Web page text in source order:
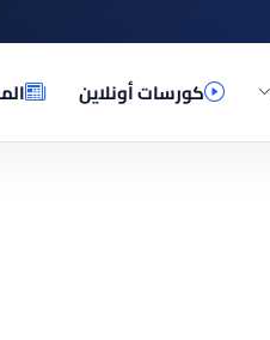
كورسات أونلاين